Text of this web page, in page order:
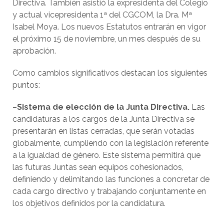
Directiva. También asistió la expresidenta del Colegio
y actual vicepresidenta 1ª del CGCOM, la Dra. Mª
Isabel Moya. Los nuevos Estatutos entrarán en vigor
el próximo 15 de noviembre, un mes después de su
aprobación.
Como cambios significativos destacan los siguientes
puntos:
–Sistema de elección de la Junta Directiva. Las
candidaturas a los cargos de la Junta Directiva se
presentarán en listas cerradas, que serán votadas
globalmente, cumpliendo con la legislación referente
a la igualdad de género. Este sistema permitirá que
las futuras Juntas sean equipos cohesionados,
definiendo y delimitando las funciones a concretar de
cada cargo directivo y trabajando conjuntamente en
los objetivos definidos por la candidatura.